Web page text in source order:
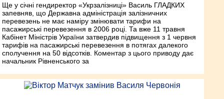
Ще у січні гендиректор «Укрзалізниці» Василь ГЛАДКИХ
запевняв, що Державна адміністрація залізничних
перевезень не має наміру змінювати тарифи на
пасажирські перевезення в 2006 році. Та вже 11 травня
Кабінет Міністрів України затвердив підвищення з 1 червня
тарифів на пасажирські перевезення в потягах далекого
сполучення на 50 відсотків. Коментар з цього приводу дає
начальник Рівненського за